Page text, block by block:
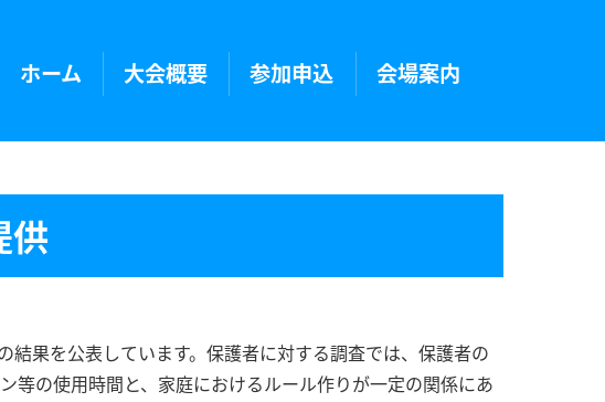
ホーム 大会概要 参加申込 会場案内
供
果を公表しています。保護者に対する調査では、保護者の
等の使用時間と、家庭におけるルール作りが一定の関係にあ